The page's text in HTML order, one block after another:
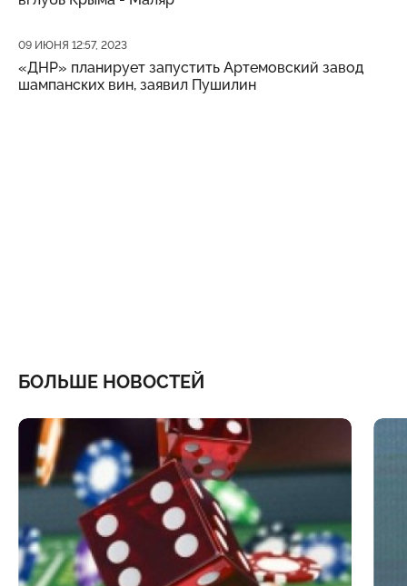
Дата публикации
09 ИЮНЯ 12:57, 2023
«ДНР» планирует запустить Артемовский завод
шампанских вин, заявил Пушилин
БОЛЬШЕ НОВОСТЕЙ